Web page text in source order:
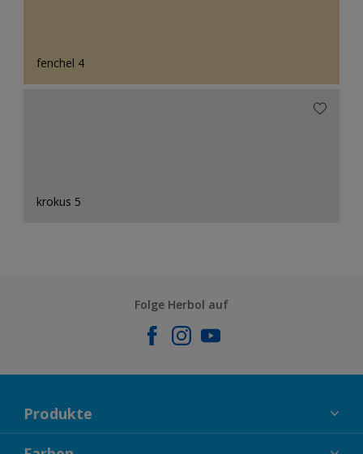
fenchel 4
krokus 5
Folge Herbol auf
Produkte
FASSADENFARBEN